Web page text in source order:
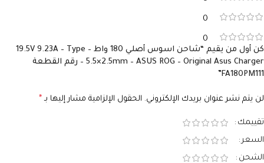
0
0
كن أول من يقيم “شاحن اسوس أصلي 180 واط – 19.5V 9.23A – Type
5.5×2.5mm – ASUS ROG – Original Asus Charger – رقم القطعة
FA180PM111”
لن يتم نشر عنوان بريدك الإلكتروني. الحقول الإلزامية مشار إليها بـ *
تقييمك
السعر
الشحن